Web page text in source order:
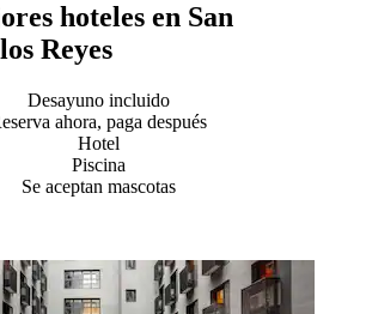
hoteles en San
Reyes
Desayuno incluido
ahora, paga después
Hotel
Piscina
Se aceptan mascotas